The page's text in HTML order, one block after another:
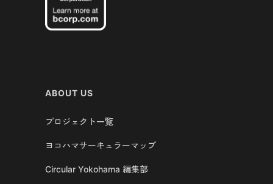
ABOUT US
プロジェクト一覧
ヨコハマサーキュラーマップ
Circular Yokohama 編集部